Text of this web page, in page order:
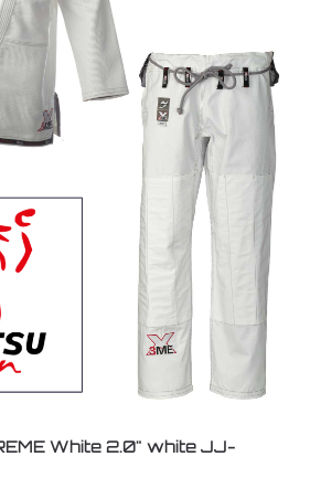
White 2.0" white JJ-